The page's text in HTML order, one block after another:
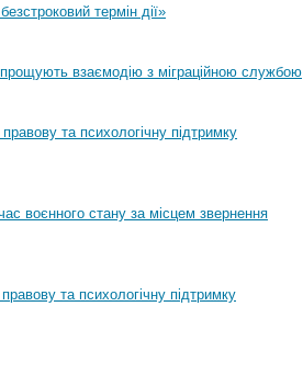
термін дії»
взаємодію з міграційною службою
та психологічну підтримку
воєнного стану за місцем звернення
та психологічну підтримку